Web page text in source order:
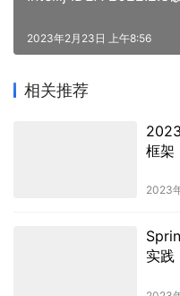
2023年2月23日 上午8:56
相关推荐
框架
2023
实践